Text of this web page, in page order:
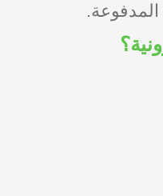
المدفوعة.